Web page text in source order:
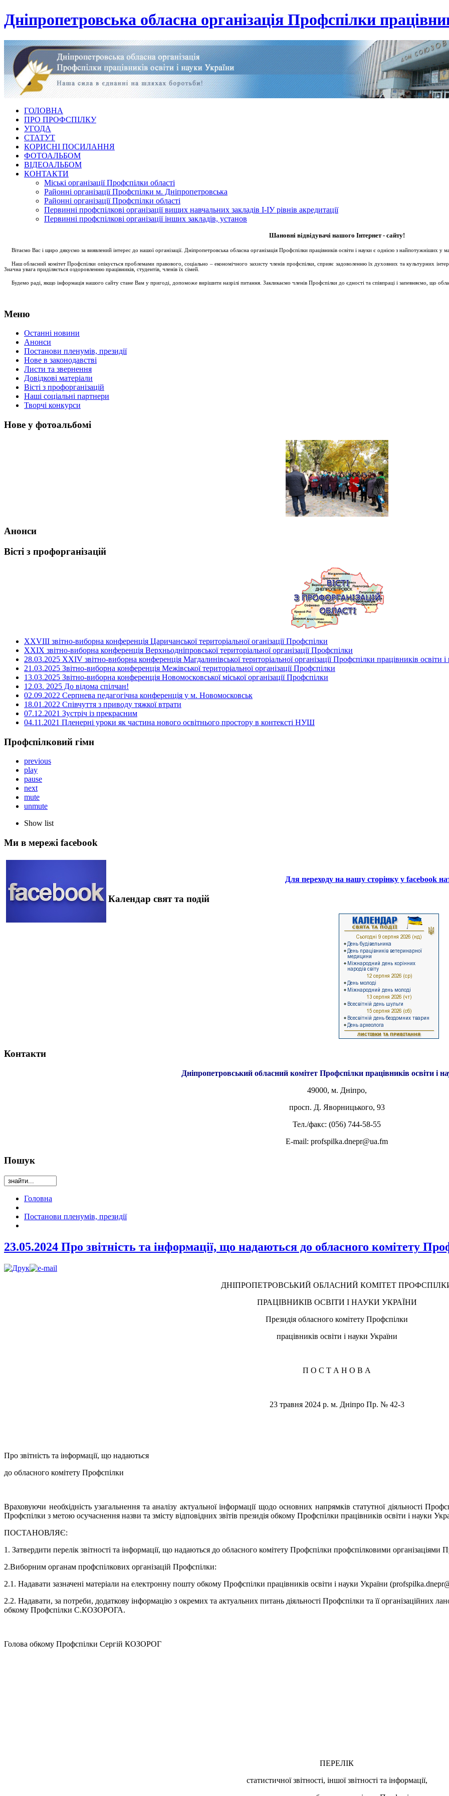
Дніпропетровська обласна організація Профспілки
ГОЛОВНА
ПРО ПРОФСПІЛКУ
УГОДА
СТАТУТ
КОРИСНІ ПОСИЛАННЯ
ФОТОАЛЬБОМ
ВІДЕОАЛЬБОМ
КОНТАКТИ
Міські організації Профспілки області
Районні організації Профспілки м. Дніпропетровська
Районні організації Профспілки області
Первинні профспілкові організації вищих навчальних закладів І-ІУ рівнів акредитації
Первинні профспілкові організації інших закладів, установ
Шановні відвідувачі нашого Інтернет - сайту!
Вітаємо Вас і щиро дякуємо за виявлений інтерес до нашої організації. Дніпропетровська обласна організація Профспілки працівників освіти і науки є однією з найпотужніших у
Наш обласний комітет Профспілки опікується проблемами правового, соціально – економічного захисту членів профспілки, сприяє задоволенню їх духовних та культурних
Значна увага приділяється оздоровленню працівників, студентів, членів їх сімей.
Будемо раді, якщо інформація нашого сайту стане Вам у пригоді, допоможе вирішити назрілі питання. Закликаємо членів Профспілки до єдності та співпраці і запевняємо, що
Меню
Останні новини
Анонси
Постанови пленумів, президії
Нове в законодавстві
Листи та звернення
Довідкові матеріали
Вісті з профорганізацій
Наші соціальні партнери
Творчі конкурси
Нове у фотоальбомі
Анонси
Вісті з профорганізацій
ХХVIII звітно-виборна конференція Царичанської територіальної оганізації Профспілки
XXIX звітно-виборна конференція Верхньодніпровської територіальної організації Профспілки
28.03.2025 ХХІV звітно-виборна конференція Магдалинівської територіальної організації Профспілки працівників освіти
21.03.2025 Звітно-виборна конференція Межівської територіальної організації Профспілки
13.03.2025 Звітно-виборна конференція Новомосковської міської організації Профспілки
12.03. 2025 До відома спілчан!
02.09.2022 Серпнева педагогічна конференція у м. Новомосковськ
18.01.2022 Співчуття з приводу тяжкої втрати
07.12.2021 Зустріч із прекрасним
04.11.2021 Пленерні уроки як частина нового освітнього простору в контексті НУШ
Профспілковий гімн
previous
play
pause
next
mute
unmute
Show list
Ми в мережі facebook
Для переходу на нашу сторінку у facebook
Календар свят та подій
Контакти
Дніпропетровський обласний комітет Профспілки працівників освіти і
49000, м. Дніпро,
просп. Д. Яворницького, 93
Тел./факс: (056) 744-58-55
E-mail: profspilka.dnepr@ua.fm
Пошук
Головна
Постанови пленумів, президії
23.05.2024 Про звітність та інформації, що надаються до обласного комітету
ДНІПРОПЕТРОВСЬКИЙ ОБЛАСНИЙ КОМІТЕТ
ПРАЦІВНИКІВ ОСВІТИ І НАУКИ УКРАЇНИ
Президія обласного комітету Профспілки
працівників освіти і науки України
П О С Т А Н О В А
23 травня 2024 р. м. Дніпро Пр. № 42-3
Про звітність та інформації, що надаються
до обласного комітету Профспілки
Враховуючи необхідність узагальнення та аналізу актуальної інформації щодо основних напрямків статутної діяльності
Профспілки з метою осучаснення назви та змісту відповідних звітів президія обкому Профспілки працівників освіти і науки
ПОСТАНОВЛЯЄ:
1. Затвердити перелік звітності та інформації, що надаються до обласного комітету Профспілки профспілковими організаціями
2.Виборним органам профспілкових організацій Профспілки:
2.1. Надавати зазначені матеріали на електронну пошту обкому Профспілки працівників освіти і науки України
2.2. Надавати, за потреби, додаткову інформацію з окремих та актуальних питань діяльності Профспілки та її організаційних
обкому Профспілки С.КОЗОРОГА.
Голова обкому Профспілки Сергій КОЗОРОГ
ПЕРЕЛІК
статистичної звітності, іншої звітності та інформації,